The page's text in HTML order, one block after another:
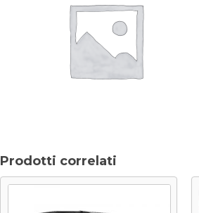
Prodotti correlati